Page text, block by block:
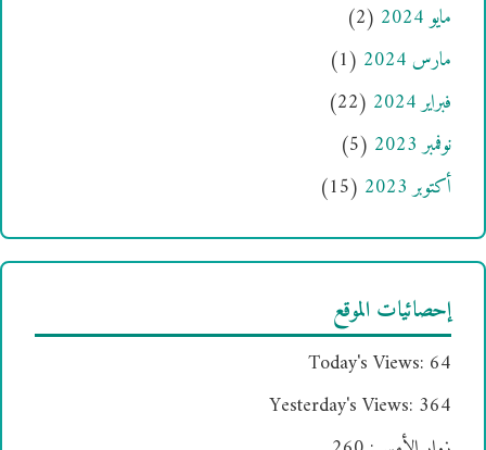
مايو 2024
(2)
مارس 2024
(1)
فبراير 2024
(22)
نوفمبر 2023
(5)
أكتوبر 2023
(15)
إحصائيات الموقع
Today's Views: 64
Yesterday's Views: 364